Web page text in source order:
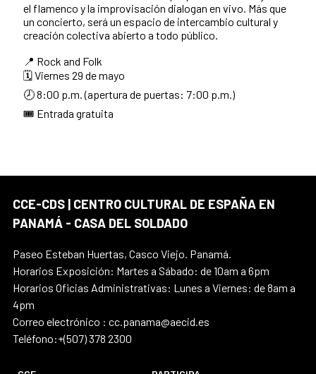
el flamenco y la improvisación dialogan en vivo. Más que
un concierto, será un espacio de intercambio cultural y
creación colectiva abierto a todo público.
📍 Rock and Folk
🗓️ Viernes 29 de mayo
🕗 8:00 p.m. (apertura de puertas: 7:00 p.m.)
🎟️ Entrada gratuita
CCE-CDS | CENTRO CULTURAL DE ESPAÑA EN
PANAMÁ - CASA DEL SOLDADO
Paseo Esteban Huertas, Casco Viejo. Panamá.
Horarios Exposición: Martes a Sábado: de 10am a 6pm
Horarios Oficias Administrativas: Lunes a Viernes: de 8am a
4pm
Correo electrónico : cc.panama@aecid.es
Teléfono:+(507) 378 2300